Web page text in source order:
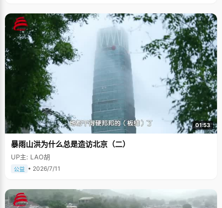
01:53
暴雨山洪为什么总是造访北京（二）
UP主: LAO胡
公益 • 2026/7/11